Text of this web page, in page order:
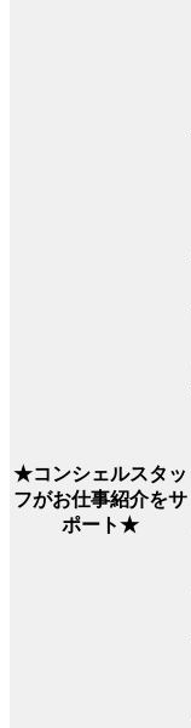
★コンシェルスタッ
フがお仕事紹介をサ
ポート★